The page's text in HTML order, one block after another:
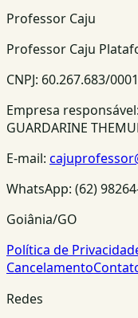
Professor Caju
Professor Caju
CNPJ: 60.267.683/
Empresa responsável:
GUARDARINE
E-mail:
WhatsApp: (62)
Goiânia/GO
Política de
Cancelamento
Redes